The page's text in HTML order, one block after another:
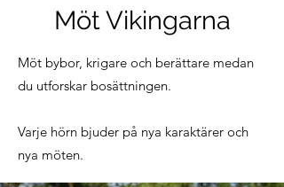
Möt Vikingarna
Möt bybor, krigare och berättare medan
du utforskar bosättningen.
Varje hörn bjuder på nya karaktärer och
nya möten.